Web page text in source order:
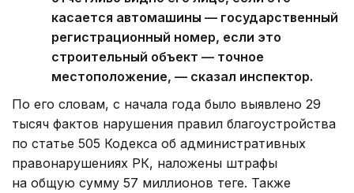
касается автомашины — государственный
регистрационный номер, если это
строительный объект — точное
местоположение, — сказал инспектор.
По его словам, с начала года было выявлено 29
тысяч фактов нарушения правил благоустройства
по статье 505 Кодекса об административных
правонарушениях РК, наложены штрафы
на общую сумму 57 миллионов теңге. Также